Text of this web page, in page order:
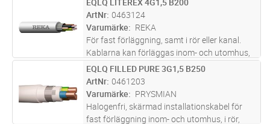
bärlina. UV-skyddad för utomhusbruk i
Norden. Ledarisoleringen ska sky
M Lägg i kundvagn
EQLQ LITEREX 4G1,5 B200
ArtNr 0463124
Varumärke
REKA
För fast förläggning, samt i rör eller kanal.
Kablarna kan förläggas inom- och utomhus,
dock ej i vatten. Vid förläggning i mark ska
kabeln förses med extra skydd mot
mekaniska påkänningar. Al-skärm
M Lägg i kundvagn
EQLQ FILLED PURE 3G1,5 B250
ArtNr 0461203
Varumärke
PRYSMIAN
Halogenfri, skärmad installationskabel för
fast förläggning inom- och utomhus, i rör,